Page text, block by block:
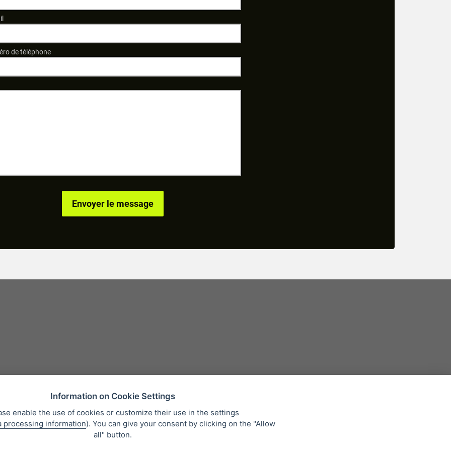
de téléphone
Protection des données personnelles Qui sommes-nous?
Information on Cookie Settings
enable the use of cookies or customize their use in the settings
processing information). You can give your consent by clicking on the "Allow
all" button.